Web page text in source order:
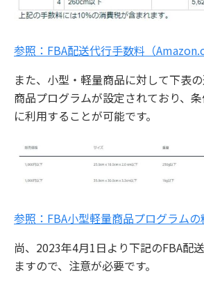
参照：FBA配送代行手数料（
また、小型・軽量商品に対して下表
商品プログラムが設定されており、
に利用することが可能です。
参照：FBA小型軽量商品プログラムの
尚、2023年4月1日より下記のFBA配
ますので、注意が必要です。